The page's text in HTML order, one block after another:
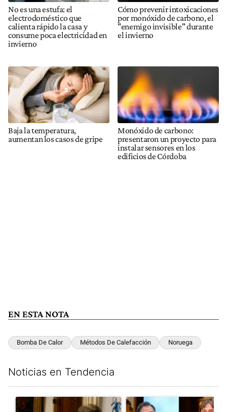
No es una estufa: el
electrodoméstico que
calienta rápido la casa y
consume poca electricidad en
invierno
Cómo prevenir intoxicaciones
por monóxido de carbono, el
"enemigo invisible" durante
el invierno
Baja la temperatura,
aumentan los casos de gripe
Monóxido de carbono:
presentaron un proyecto para
instalar sensores en los
edificios de Córdoba
EN ESTA NOTA
Bomba De Calor Métodos De Calefacción Noruega
Noticias en Tendencia
Un artículo de tendencia con el título "Encuesta: Patricia
Un artículo de tendencia con